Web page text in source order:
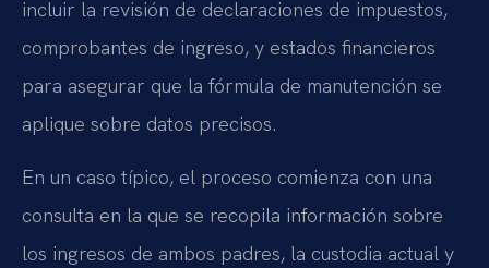
incluir la revisión de declaraciones de impuestos,
comprobantes de ingreso, y estados financieros
para asegurar que la fórmula de manutención se
aplique sobre datos precisos.
En un caso típico, el proceso comienza con una
consulta en la que se recopila información sobre
los ingresos de ambos padres, la custodia actual y